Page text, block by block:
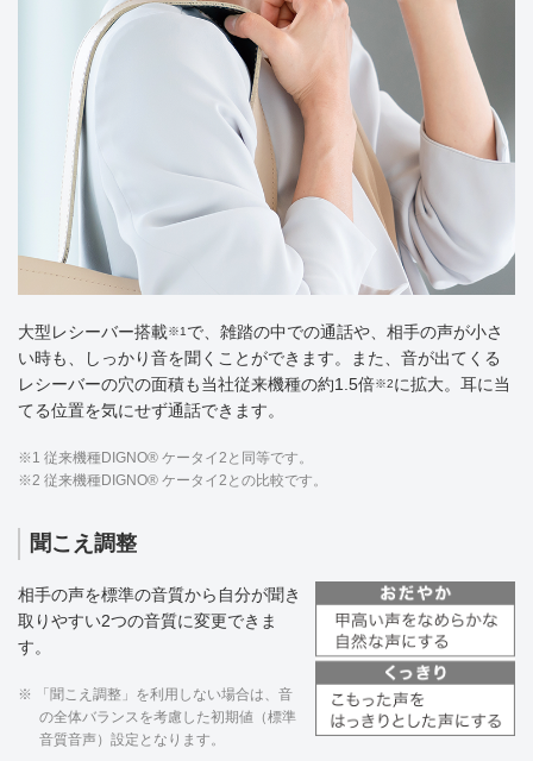
大型レシーバー搭載※1 で、雑踏の中での通話や、相手の声が小さ
い時も、しっかり音を聞くことができます。また、音が出てくる
レシーバーの穴の面積も当社従来機種の約1.5倍※2に拡大。耳に当
てる位置を気にせず通話できます。
※1 従来機種DIGNO® ケータイ2と同等です。
※2 従来機種DIGNO® ケータイ2との比較です。
聞こえ調整
相手の声を標準の音質から自分が聞き
取りやすい2つの音質に変更できま
す。
※ 「聞こえ調整」を利用しない場合は、音
の全体バランスを考慮した初期値（標準
音質音声）設定となります。